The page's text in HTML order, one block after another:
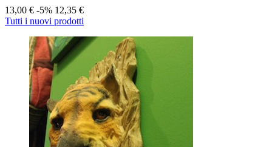
13,00 € -5% 12,35 €
Tutti i nuovi prodotti